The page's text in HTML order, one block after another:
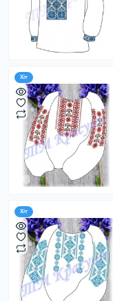
Хіт
Хіт